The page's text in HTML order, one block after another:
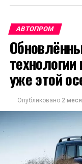
АВТОПРОМ
уже этой
Опубликовано 2